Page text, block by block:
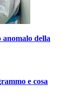
anomalo della
e cosa